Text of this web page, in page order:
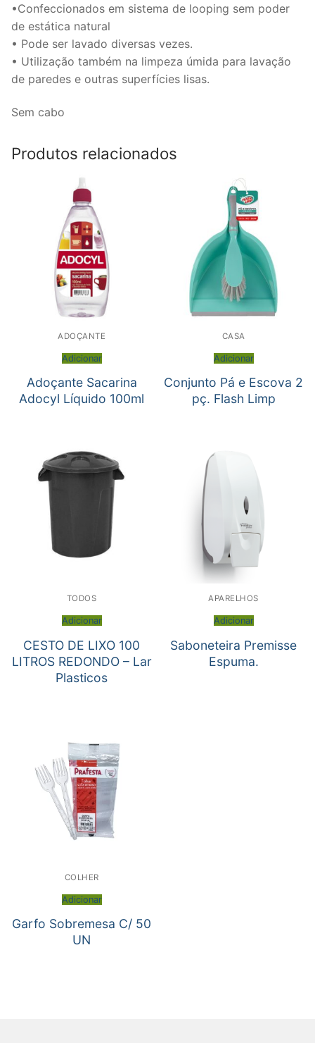
•Confeccionados em sistema de looping sem poder
de estática natural
• Pode ser lavado diversas vezes.
• Utilização também na limpeza úmida para lavação
de paredes e outras superfícies lisas.
Sem cabo
Produtos relacionados
ADOÇANTE
Adicionar
Adoçante Sacarina
Adocyl Líquido 100ml
CASA
Adicionar
Conjunto Pá e Escova 2
pç. Flash Limp
TODOS
Adicionar
CESTO DE LIXO 100
LITROS REDONDO – Lar
Plasticos
APARELHOS
Adicionar
Saboneteira Premisse
Espuma.
COLHER
Adicionar
Garfo Sobremesa C/ 50
UN